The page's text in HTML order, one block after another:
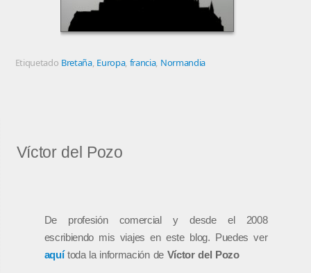
Etiquetado Bretaña, Europa, francia, Normandia
Víctor del Pozo
De profesión comercial y desde el 2008
escribiendo mis viajes en este blog. Puedes ver
aquítoda la información de Víctor del Pozo